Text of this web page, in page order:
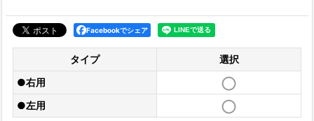
Facebookでシェア
タイプ
選択
●右用
●左用